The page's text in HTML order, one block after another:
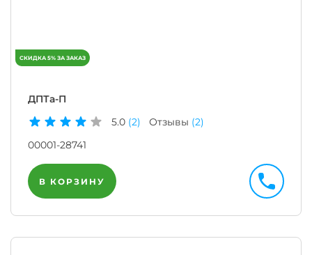
ДПТа-П
5.0 (2) Отзывы (2)
00001-28741
В КОРЗИНУ